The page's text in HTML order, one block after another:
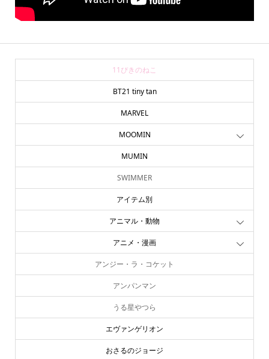
11ぴきのねこ
BT21 tiny tan
MARVEL
MOOMIN
MUMIN
SWIMMER
アイテム別
アニマル・動物
アニメ・漫画
アンジー・ラ・コケット
アンパンマン
うる星やつら
エヴァンゲリオン
おさるのジョージ